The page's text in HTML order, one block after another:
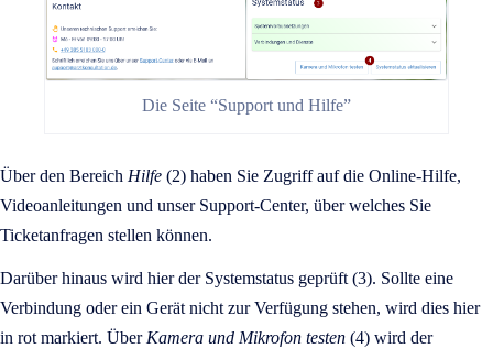
Die Seite “Support und Hilfe”
Über den Bereich Hilfe (2) haben Sie Zugriff auf die Online-Hilfe,
Videoanleitungen und unser Support-Center, über welches Sie
Ticketanfragen stellen können.
Darüber hinaus wird hier der Systemstatus geprüft (3). Sollte eine
Verbindung oder ein Gerät nicht zur Verfügung stehen, wird dies hier
in rot markiert. Über Kamera und Mikrofon testen (4) wird der